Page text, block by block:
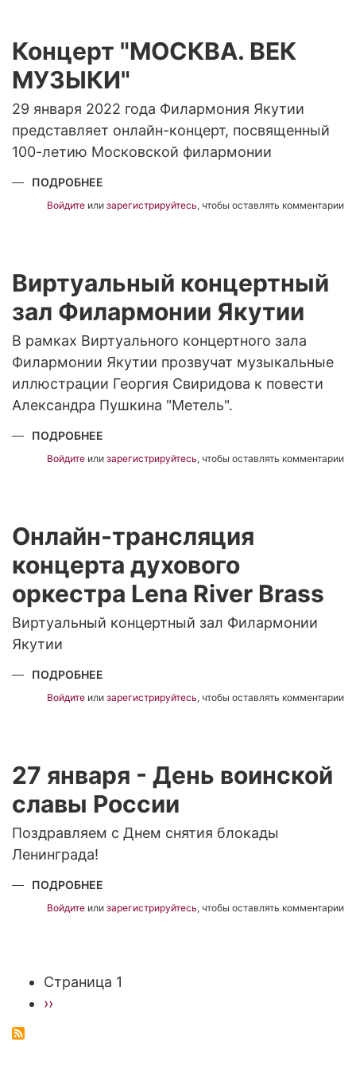
Концерт "МОСКВА. ВЕК
МУЗЫКИ"
29 января 2022 года Филармония Якутии
представляет онлайн-концерт, посвященный
100-летию Московской филармонии
ПОДРОБНЕЕ
"МОСКВА.
ВЕК
Войдите или зарегистрируйтесь, чтобы оставлять комментарии
Виртуальный концертный
зал Филармонии Якутии
В рамках Виртуального концертного зала
Филармонии Якутии прозвучат музыкальные
иллюстрации Георгия Свиридова к повести
Александра Пушкина "Метель".
ПОДРОБНЕЕ
КОНЦЕРТНЫЙ
ЗАЛ
Войдите или зарегистрируйтесь, чтобы оставлять комментарии
Онлайн-трансляция
концерта духового
оркестра Lena River Brass
Виртуальный концертный зал Филармонии
Якутии
ПОДРОБНЕЕ
ТРАНСЛЯЦИЯ
КОНЦЕРТА
Войдите или зарегистрируйтесь, чтобы оставлять комментарии
27 января - День воинской
славы России
Поздравляем с Днем снятия блокады
Ленинграда!
ПОДРОБНЕЕ
ЯНВАРЯ
Войдите или зарегистрируйтесь, чтобы оставлять комментарии
Нумерация
страниц
Страница 1
Следующая
››